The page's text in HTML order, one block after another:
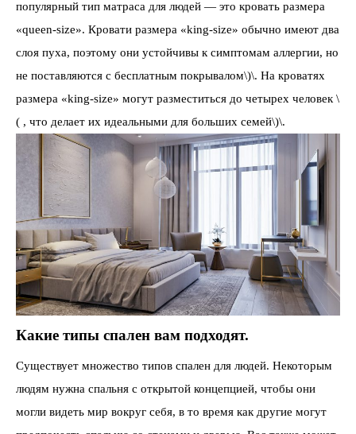
популярный тип матраса для людей — это кровать размера
«queen-size». Кровати размера «king-size» обычно имеют два
слоя пуха, поэтому они устойчивы к симптомам аллергии, но
не поставляются с бесплатным покрывалом\)\. На кроватях
размера «king-size» могут разместиться до четырех человек \
( , что делает их идеальными для больших семей\)\.
Какие типы спален вам подходят.
Существует множество типов спален для людей. Некоторым
людям нужна спальня с открытой концепцией, чтобы они
могли видеть мир вокруг себя, в то время как другие могут